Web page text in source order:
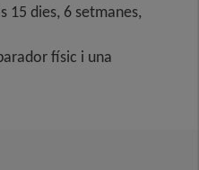
15 dies, 6 setmanes,
físic i una